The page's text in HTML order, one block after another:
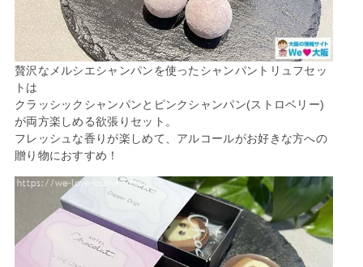
贅沢なメルシエシャンパンを使ったシャンパントリュフセッ
トは
クラッシックシャンパンとピンクシャンパン(ストロベリー)
が両方楽しめる欲張りセット。
フレッシュな香りが楽しめて、アルコールがお好きな方への
贈り物におすすめ！